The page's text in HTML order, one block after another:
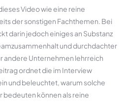
Video wie eine reine
der sonstigen Fachthemen. Bei
darin jedoch einiges an Substanz
und durchdachter
andere Unternehmen lehrreich
ordnet die im Interview
und beleuchtet, warum solche
bedeuten können als reine